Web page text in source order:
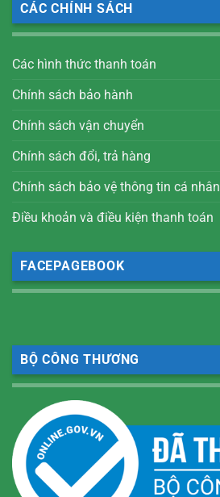
CÁC CHÍNH SÁCH
Các hình thức thanh toán
Chính sách bảo hành
Chính sách vận chuyển
Chính sách đổi, trả hàng
Chính sách bảo vệ thông tin cá nhân
Điều khoản và điều kiện thanh toán
FACEPAGEBOOK
BỘ CÔNG THƯƠNG